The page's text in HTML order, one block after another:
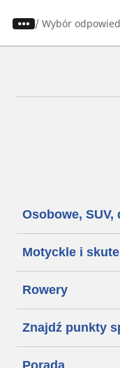
/ Wybór
Osobowe, SUV,
Motyckle i
Rowery
Znajdź punkty